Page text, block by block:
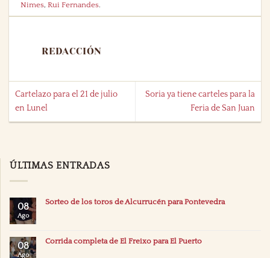
Nimes,Rui Fernandes.
REDACCIÓN
Cartelazo para el 21 de julio
en Lunel
Soria ya tiene carteles para la
Feria de San Juan
ÚLTIMAS ENTRADAS
08
Ago
Sorteo de los toros de Alcurrucén para Pontevedra
08
Ago
Corrida completa de El Freixo para El Puerto